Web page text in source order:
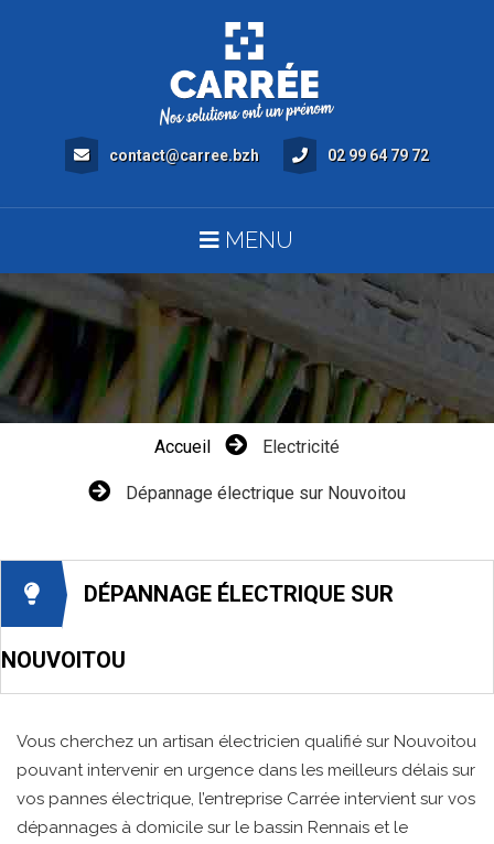
contact@carree.bzh 02 99 64 79 72
MENU
Accueil Electricité
Dépannage électrique sur Nouvoitou
DÉPANNAGE ÉLECTRIQUE SUR
NOUVOITOU
Vous cherchez un artisan électricien qualifié sur Nouvoitou
pouvant intervenir en urgence dans les meilleurs délais sur
vos pannes électrique, l’entreprise Carrée intervient sur vos
dépannages à domicile sur le bassin Rennais et le